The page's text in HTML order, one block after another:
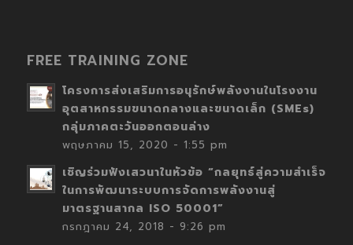
FREE TRAINING ZONE
โครงการส่งเสริมการอนุรักษ์พลังงานในโรงงาน
อุตสาหกรรมขนาดกลางและขนาดเล็ก (SMEs)
กลุ่มภาคตะวันออกตอนล่าง
พฤษภาคม 15, 2020 - 1:55 pm
เชิญร่วมฟังเสวนาในหัวข้อ “กลยุทธ์สู่ความสำเร็จ
ในการพัฒนาระบบการจัดการพลังงานสู่
มาตรฐานสากล ISO 50001”
กรกฎาคม 24, 2018 - 9:26 pm